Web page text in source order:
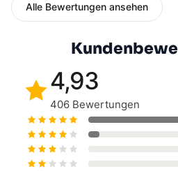
Alle Bewertungen ansehen
4,93
406 Bewertungen